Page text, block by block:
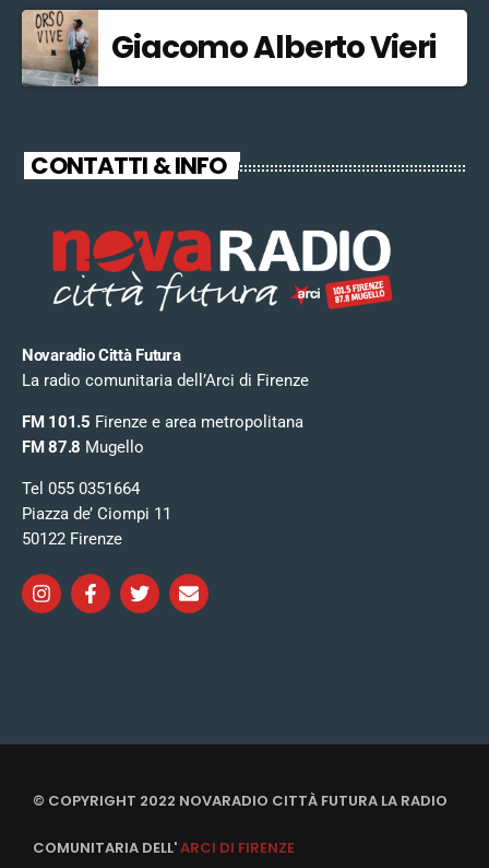
Giacomo Alberto Vieri
CONTATTI & INFO
Novaradio Città Futura
La radio comunitaria dell’Arci di Firenze
FM 101.5 Firenze e area metropolitana
FM 87.8 Mugello
Tel 055 0351664
Piazza de’ Ciompi 11
50122 Firenze
© COPYRIGHT 2022 NOVARADIO CITTÀ FUTURA LA RADIO
COMUNITARIA DELL'ARCI DI FIRENZE